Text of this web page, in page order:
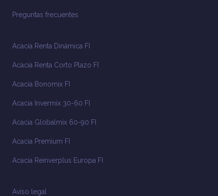
Preguntas frecuentes
Acacia Renta Dinámica FI
Acacia Renta Corto Plazo FI
Acacia Bonomix FI
Acacia Invermix 30-60 FI
Acacia Globalmix 60-90 FI
Acacia Premium FI
Acacia Reinverplus Europa FI
Aviso legal